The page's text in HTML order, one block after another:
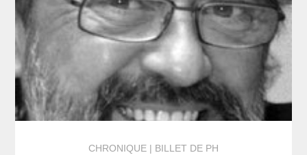
CHRONIQUE BILLET DE PH